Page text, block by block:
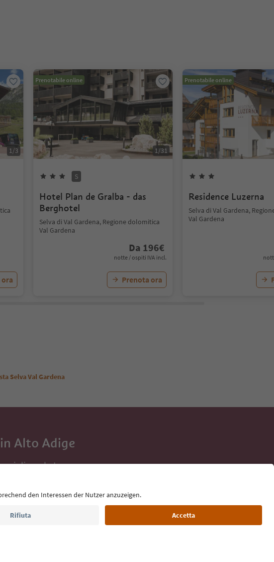
1/3
Prenotabile online
1/31
S
Hotel Plan de Gralba - das
Berghotel
Selva di Val Gardena, Regione dolomitica
Val Gardena
Da 196€
notte / ospiti IVA incl.
Prenota ora
Prenotabile online
Residence Luzerna
Selva di Val Gardena,
Val Gardena
Selva Val Gardena
Alto Adige
per le tue vacanze,